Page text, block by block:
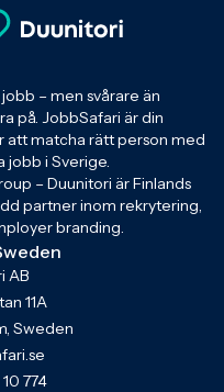
– men svårare än
på. JobbSafari är din
matcha rätt person med
jobb i Sverige.
– Duunitori är Finlands
partner inom rekrytering,
branding.
AB
11A
Sweden
774